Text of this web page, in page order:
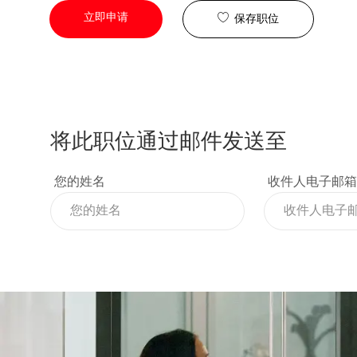
立即申请 保存职位
将此职位通过邮件发送至
您的姓名 收件人电子邮箱